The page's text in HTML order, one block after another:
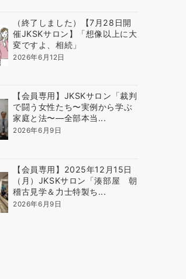
（終了しました）【7月28日開
催JKSKサロン】「想像以上に大
変ですよ、相続」
2026年6月12日
【会員専用】JKSKサロン「裁判
で闘う女性たち〜実例から学ぶ
家庭と法〜―全部本当...
2026年6月9日
【会員専用】2025年12月15日
（月）JKSKサロン「湊部屋 朝
稽古見学＆力士特製ち...
2026年6月9日